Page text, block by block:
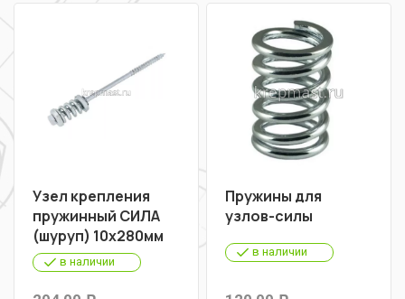
Узел крепления
пружинный СИЛА
(шуруп) 10х280мм
в наличии
Пружины для
узлов-силы
в наличии